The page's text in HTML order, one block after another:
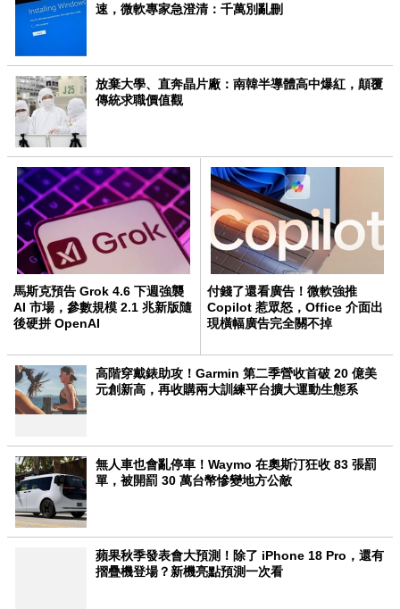
速，微軟專家急澄清：千萬別亂刪
放棄大學、直奔晶片廠：南韓半導體高中爆紅，顛覆
傳統求職價值觀
馬斯克預告 Grok 4.6 下週強襲
AI 市場，參數規模 2.1 兆新版隨
後硬拼 OpenAI
付錢了還看廣告！微軟強推
Copilot 惹眾怒，Office 介面出
現橫幅廣告完全關不掉
高階穿戴錶助攻！Garmin 第二季營收首破 20 億美
元創新高，再收購兩大訓練平台擴大運動生態系
無人車也會亂停車！Waymo 在奧斯汀狂收 83 張罰
單，被開罰 30 萬台幣慘變地方公敵
蘋果秋季發表會大預測！除了 iPhone 18 Pro，還有
摺疊機登場？新機亮點預測一次看